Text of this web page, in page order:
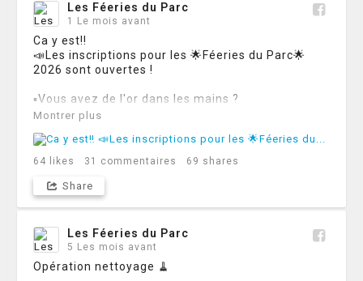
Les Féeries du Parc
1 Le mois avant
Ca y est‼
📣Les inscriptions pour les 🌟Féeries du Parc🌟
2026 sont ouvertes !
▪️Vous avez de l'or dans les mains ?
▪️Votre talent a sa place aux Féeries du Parc ?
visiteurs ?
▪️Vos produits régaleront les papilles gustatives ?
👉Alors, ne tardez pas à compléter le formulaire
ℹ️ Les Féeries du Parc 2026 se tiendront du
✅3 au 7 décembre
✅10 au 14 décembre
Montrer plus
64 likes 31 commentaires 69 shares
Share
Les Féeries du Parc
5 Les mois avant
Opération nettoyage 🧹